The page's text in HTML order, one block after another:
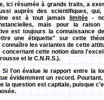
ici résumée à grands traits, a
auprès des scientifiques,
est à tout jamais
limitée -
mais pour la
est toujours la connaissance
une étiquette" sur cette
connaître les variantes de cette
concernant cette notion dans
et le C.N.R.S.).
Si l'on évalue le rapport entre la
évidemment un record.
la question est capitale, puisque